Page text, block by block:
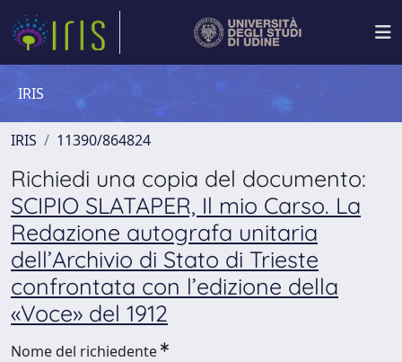
IRIS
IRIS 11390/864824
Richiedi una copia del documento:
SCIPIO SLATAPER, Il mio Carso. La
Redazione autografa unitaria
dell’Archivio di Stato di Trieste
confrontata con l’edizione della
«Voce» del 1912
Nome del richiedente